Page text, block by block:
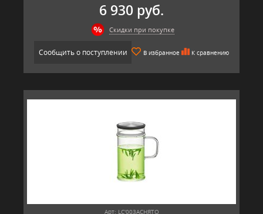
6 930 руб.
Скидки при покупке
Сообщить о поступлении В избранное К сравнению
Арт: LC'003AСНЯТО